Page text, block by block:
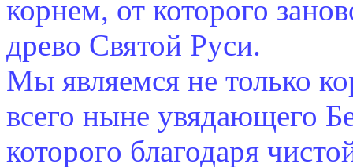
корнем, от которого
древо Святой Руси.
Мы являемся не только
всего ныне увядающего
которого благодаря